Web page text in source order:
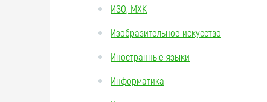
ИЗО, МХК
Изобразительное искусство
Иностранные языки
Информатика